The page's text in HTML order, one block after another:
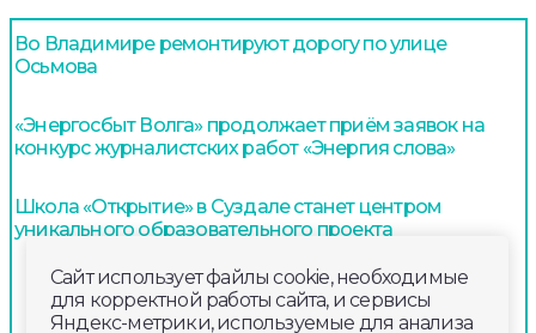
Во Владимире ремонтируют дорогу по улице
Осьмова
«Энергосбыт Волга» продолжает приём заявок на
конкурс журналистских работ «Энергия слова»
Школа «Открытие» в Суздале станет центром
уникального образовательного проекта
Сайт использует файлы cookie, необходимые
для корректной работы сайта, и сервисы
Яндекс-метрики, используемые для анализа